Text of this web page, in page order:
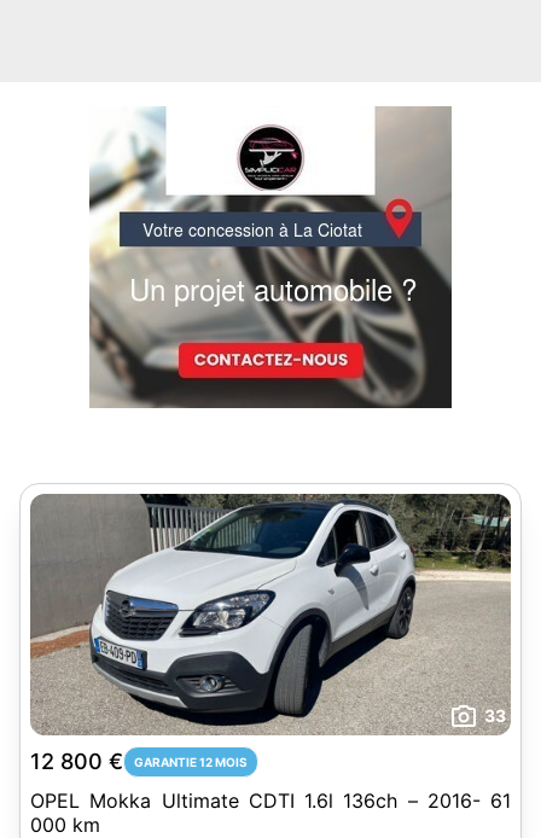
33
12 800 € GARANTIE 12 MOIS
OPEL Mokka Ultimate CDTI 1.6l 136ch – 2016- 61
000 km